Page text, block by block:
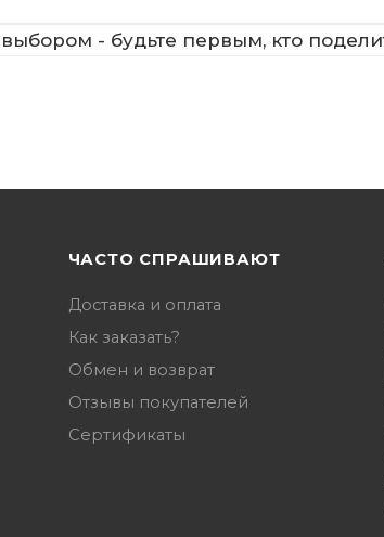
- будьте первым, кто
ЧАСТО СПРАШИВАЮТ
Доставка и оплата
Как заказать?
Обмен и возврат
Отзывы покупателей
Сертификаты